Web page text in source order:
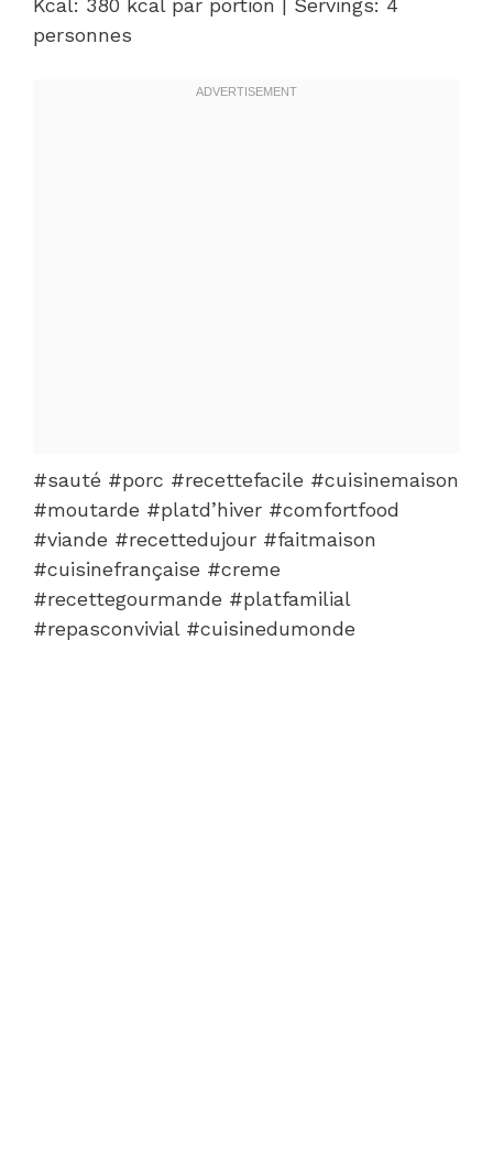
Kcal: 380 kcal par portion | Servings: 4
personnes
#sauté #porc #recettefacile #cuisinemaison
#moutarde #platd’hiver #comfortfood
#viande #recettedujour #faitmaison
#cuisinefrançaise #creme
#recettegourmande #platfamilial
#repasconvivial #cuisinedumonde